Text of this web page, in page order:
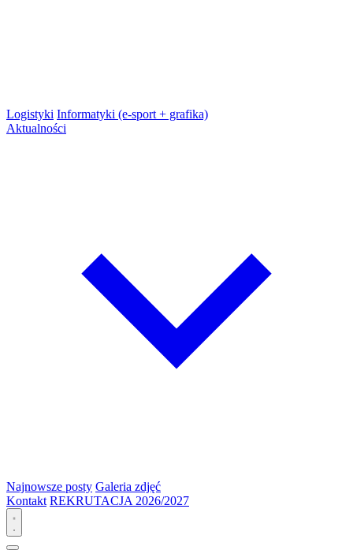
Logistyki Informatyki (e-sport + grafika)
Aktualności
Najnowsze posty Galeria zdjęć
Kontakt REKRUTACJA 2026/2027